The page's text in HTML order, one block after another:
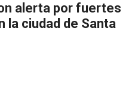
alerta por fuertes
la ciudad de Santa